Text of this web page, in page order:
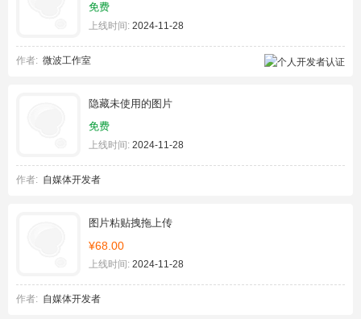
免费
上线时间: 2024-11-28
作者: 微波工作室
隐藏未使用的图片
免费
上线时间: 2024-11-28
作者: 自媒体开发者
图片粘贴拽拖上传
¥68.00
上线时间: 2024-11-28
作者: 自媒体开发者